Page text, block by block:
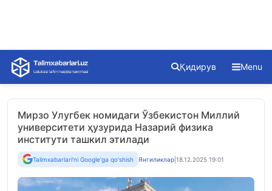
Skip
content
Қидирув Menu
Мирзо Улугбек номидаги Ўзбекистон Миллий
университети ҳузурида Назарий физика
институти ташкил этилади
Talimxabarlari'ni Google'ga qo'shish Янгиликлар 18.12.2025 19:01